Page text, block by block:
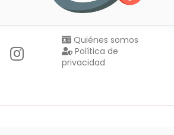
Quiénes somos
Política de
privacidad